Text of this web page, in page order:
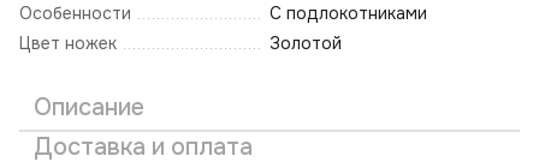
Особенности
С подлокотниками
Цвет ножек
Золотой
Описание
Доставка и оплата